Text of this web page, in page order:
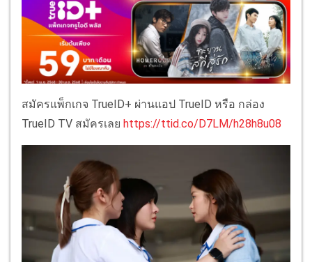
สมัครแพ็กเกจ TrueID+ ผ่านแอป TrueID หรือ กล่อง
TrueID TV สมัครเลย https://ttid.co/D7LM/h28h8u08